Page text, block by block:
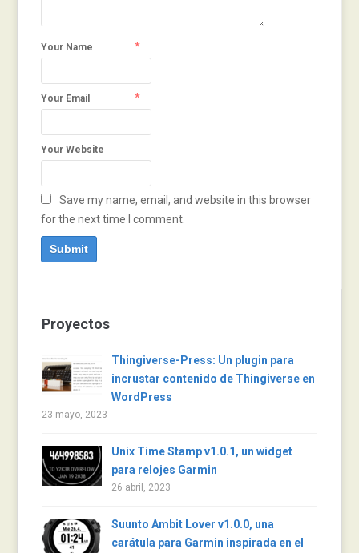
Your Name *
Your Email *
Your Website
Save my name, email, and website in this browser
for the next time I comment.
Proyectos
Thingiverse-Press: Un plugin para
incrustar contenido de Thingiverse en
WordPress
23 mayo, 2023
Unix Time Stamp v1.0.1, un widget
para relojes Garmin
26 abril, 2023
Suunto Ambit Lover v1.0.0, una
carátula para Garmin inspirada en el